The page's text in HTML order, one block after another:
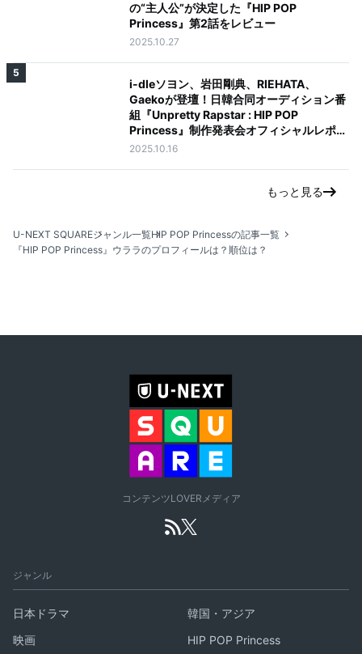
の“主人公”が決定した『HIP POP
Princess』第2話をレビュー
2025.10.27
5
i-dleソヨン、岩田剛典、RIEHATA、
Gaekoが登壇！日韓合同オーディション番
組『Unpretty Rapstar : HIP POP
Princess』制作発表会オフィシャルレポー
ト
2025.10.16
もっと見る
U-NEXT SQUAREジャンル一覧HIP POP Princessの記事一覧
『HIP POP Princess』ウララのプロフィールは？順位は？
コンテンツLOVERメディア
ジャンル
日本ドラマ
韓国・アジア
映画
HIP POP Princess